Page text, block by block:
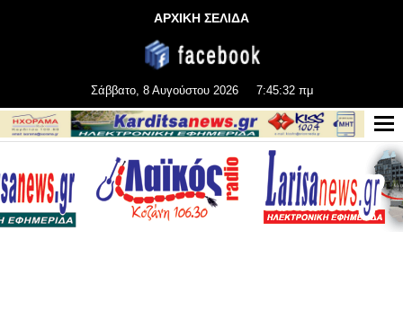
ΑΡΧΙΚΗ ΣΕΛΙΔΑ
Σάββατο, 8 Αυγούστου 2026 7:45:33 πμ